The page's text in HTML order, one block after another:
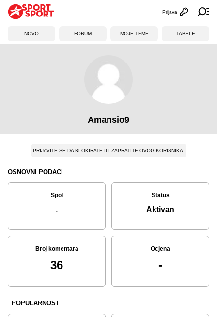
Otvori
Prijava
NOVO FORUM MOJE TEME TABELE
Amansio9
PRIJAVITE SE DA BLOKIRATE ILI ZAPRATITE OVOG KORISNIKA.
OSNOVNI PODACI
Spol
-
Status
Aktivan
Broj komentara
36
Ocjena
-
POPULARNOST